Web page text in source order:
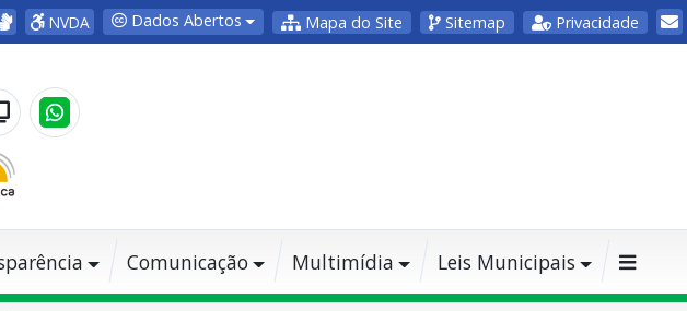
NVDA Dados Abertos Mapa do Site Sitemap Privacidade
Comunicação Multimídia Leis Municipais